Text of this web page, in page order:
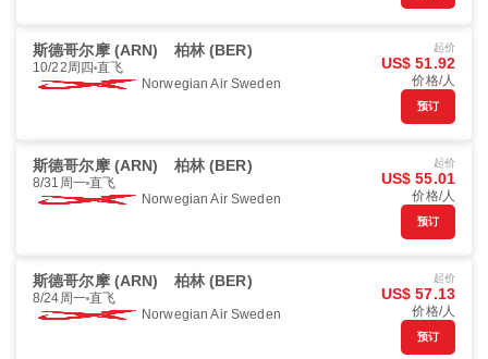
斯德哥尔摩 (ARN) 柏林 (BER)
10/22周四 直飞
Norwegian Air Sweden
起价
US$ 51.92
价格/人
预订
斯德哥尔摩 (ARN) 柏林 (BER)
8/31周一 直飞
Norwegian Air Sweden
起价
US$ 55.01
价格/人
预订
斯德哥尔摩 (ARN) 柏林 (BER)
8/24周一 直飞
Norwegian Air Sweden
起价
US$ 57.13
价格/人
预订